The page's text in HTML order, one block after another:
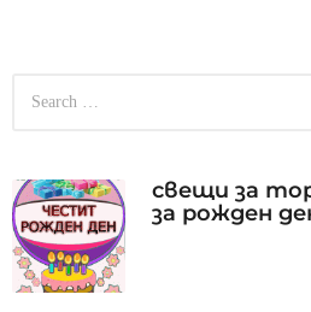
h
f
o
свещи за
за рожден